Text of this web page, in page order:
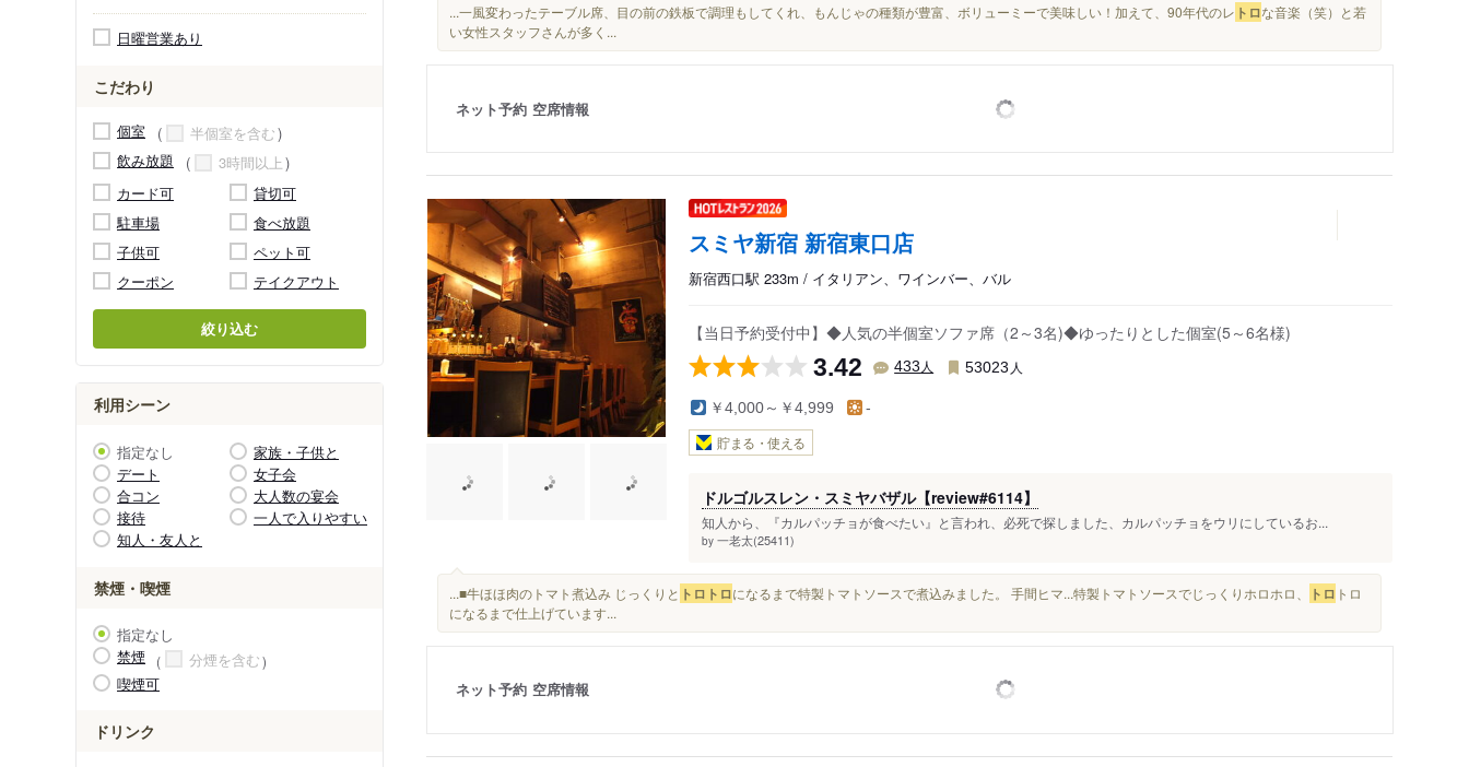
日曜営業あり
こだわり
個室
半個室を含む
飲み放題
3時間以上
カード可
貸切可
駐車場
食べ放題
子供可
ペット可
クーポン
テイクアウト
絞り込む
利用シーン
指定なし
家族・子供と
デート
女子会
合コン
大人数の宴会
接待
一人で入りやすい
知人・友人と
禁煙・喫煙
指定なし
禁煙
分煙を含む
喫煙可
ドリンク
...一風変わったテーブル席、目の前の鉄板で調理もしてくれ、もんじゃの種類が豊富、ボリューミーで美味しい！加えて、90年代のレ トロな音楽（笑）と若
い女性スタッフさんが多く...
ネット予約 空席情報
スミヤ新宿 新宿東口店
新宿西口駅 233m / イタリアン、ワインバー、バル
【当日予約受付中】◆人気の半個室ソファ席（2～3名)◆ゆったりとした個室(5～6名様)
3.42 433 人 53023 人
￥4,000～￥4,999 -
貯まる・使える
ドルゴルスレン・スミヤバザル【review#6114】
知人から、『カルパッチョが食べたい』と言われ、必死で探しました、カルパッチョをウリにしているお...
by 一老太(25411)
...■牛ほほ肉のトマト煮込み じっくりと トロ トロになるまで特製トマトソースで煮込みました。 手間ヒマ...特製トマトソースでじっくりホロホロ、 トロ トロ
になるまで仕上げています...
ネット予約 空席情報